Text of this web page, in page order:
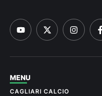
MENU
CAGLIARI CALCIO